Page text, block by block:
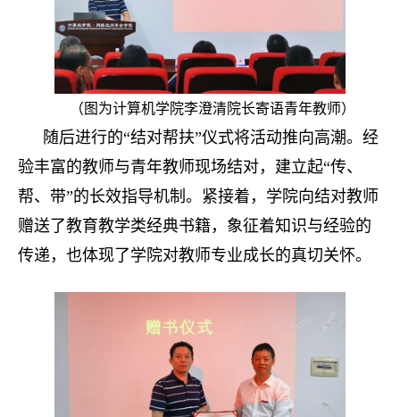
（图为计算机学院李澄清院长寄语青年教师）
随后进行的“结对帮扶”仪式将活动推向高潮。经
验丰富的教师与青年教师现场结对，建立起“传、
帮、带”的长效指导机制。紧接着，学院向结对教师
赠送了教育教学类经典书籍，象征着知识与经验的
传递，也体现了学院对教师专业成长的真切关怀。